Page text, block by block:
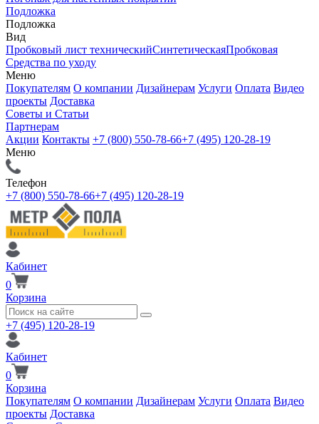
Подложка
Подложка
Вид
Пробковый лист техническийСинтетическаяПробковая
Средства по уходу
Меню
Покупателям О компании Дизайнерам Услуги Оплата Видео
проекты Доставка
Советы и Статьи
Партнерам
Акции Контакты +7 (800) 550-78-66+7 (495) 120-28-19
Меню
Телефон
+7 (800) 550-78-66+7 (495) 120-28-19
Кабинет
0
Корзина
+7 (495) 120-28-19
Кабинет
0
Корзина
Покупателям О компании Дизайнерам Услуги Оплата Видео
проекты Доставка